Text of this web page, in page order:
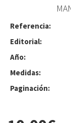
Referencia:
Editorial:
Año:
Medidas:
Paginación: